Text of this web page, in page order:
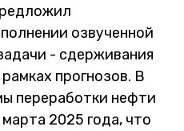
озвученной
- сдерживания
прогнозов. В
переработки нефти
2025 года, что